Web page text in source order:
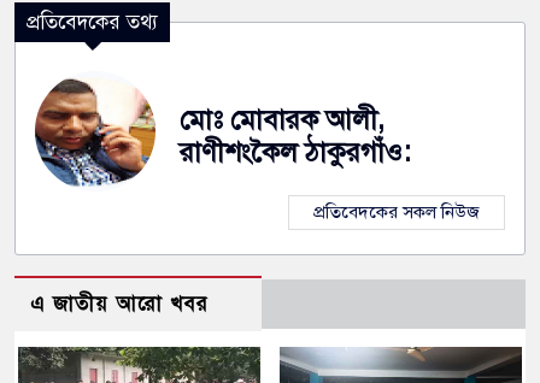
প্রতিবেদকের তথ্য
মোঃ মোবারক আলী,
রাণীশংকৈল ঠাকুরগাঁও:
প্রতিবেদকের সকল নিউজ
এ জাতীয় আরো খবর